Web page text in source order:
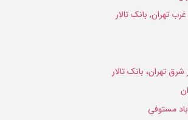
غرب تهران, بانک تالار
شرق تهران، بانک تالار
مستوفی